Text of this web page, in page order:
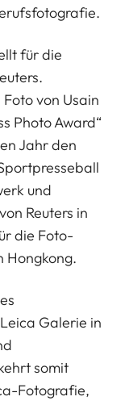
für die
von Usain
Photo Award“
Jahr den
und
Reuters in
die Foto-
Hongkong.
Galerie in
somit
Fotografie,